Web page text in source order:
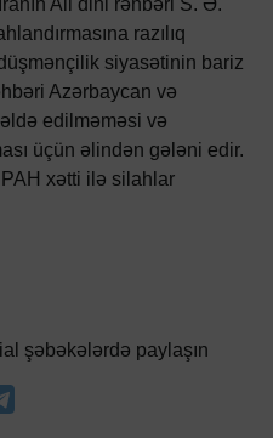
Ali dini rəhbəri S. Ə.
razılıq
siyasətinin bariz
Azərbaycan və
edilməməsi və
üçün əlindən gələni edir.
xətti ilə silahlar
şəbəkələrdə paylaşın